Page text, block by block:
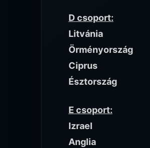
D csoport:
Litvánia
Örményország
Ciprus
Észtország
E csoport:
Izrael
Anglia